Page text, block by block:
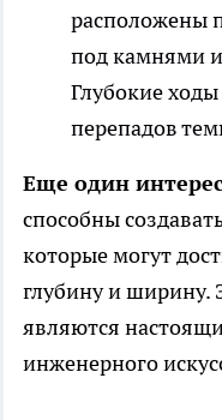
расположены
под камнями
Глубокие
перепадов
Еще один
способны
которые могут
глубину и ширину.
являются
инженерного